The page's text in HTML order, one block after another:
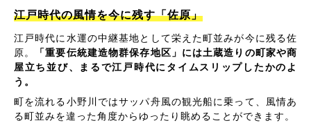
江戸時代の風情を今に残す「佐原」
江戸時代に水運の中継基地として栄えた町並みが今に残る佐
原。
「重要伝統建造物群保存地区」には土蔵造りの町家や商
屋立ち並び、まるで江戸時代にタイムスリップしたかのよ
う。
町を流れる小野川ではサッパ舟風の観光船に乗って、風情あ
る町並みを違った角度からゆったり眺めることができます。